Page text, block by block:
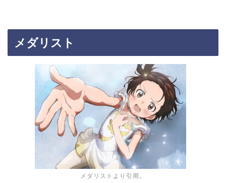
メダリスト
メダリストより引用。